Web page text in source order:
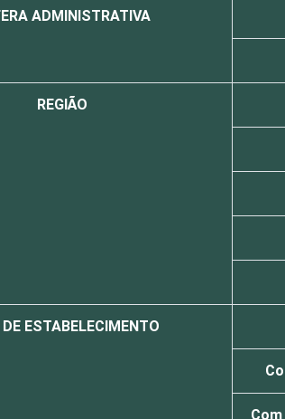
ADMINISTRATIVA
REGIÃO
ESTABELECIMENTO